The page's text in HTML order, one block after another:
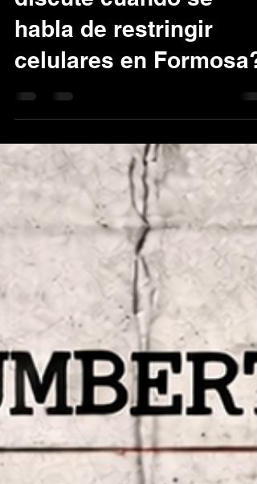
discute cuando se
habla de restringir
celulares en Formosa?